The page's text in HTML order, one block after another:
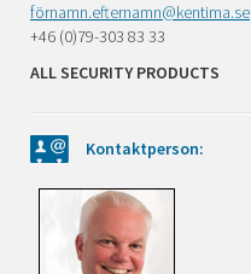
förnamn.efternamn@kentima.se
+46 (0)79-303 83 33
ALL SECURITY PRODUCTS
Kontaktperson: